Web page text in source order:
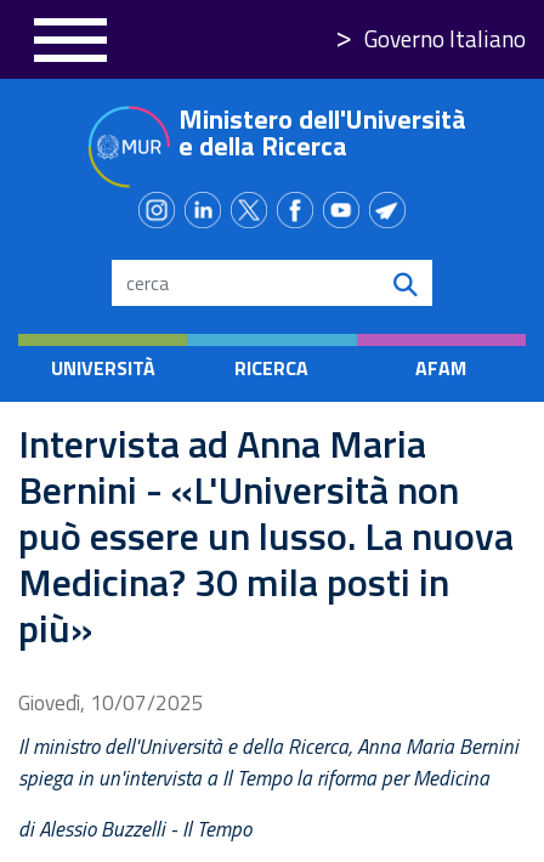
principale
Governo Italiano
Ministero dell'Università
e della Ricerca
Search
UNIVERSITÀ RICERCA AFAM
Intervista ad Anna Maria
Bernini - «L'Università non
può essere un lusso. La nuova
Medicina? 30 mila posti in
più»
Giovedì, 10/07/2025
Il ministro dell'Università e della Ricerca, Anna Maria Bernini
spiega in un'intervista a Il Tempo la riforma per Medicina
di Alessio Buzzelli - Il Tempo